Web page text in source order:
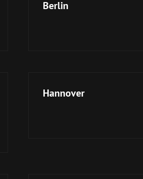
Berlin
Hannover